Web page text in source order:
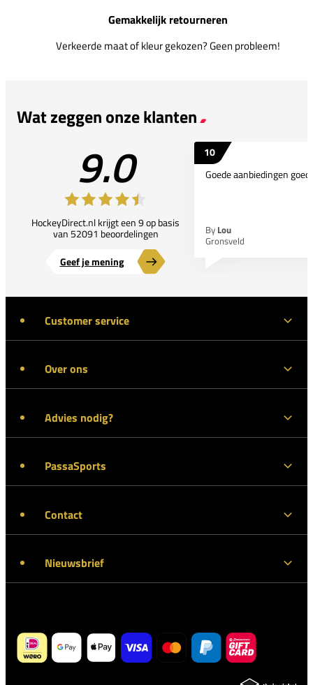
Gemakkelijk retourneren
Verkeerde maat of kleur gekozen? Geen probleem!
Wat zeggen onze klanten
9.0
HockeyDirect.nl krijgt een 9 op basis
van 52091 beoordelingen
Geef je mening
10
Goede aanbiedingen
By Lou
Gronsveld
Customer service
Over ons
Advies nodig?
PassaSports
Contact
Nieuwsbrief